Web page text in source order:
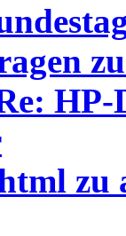
HP-
zu